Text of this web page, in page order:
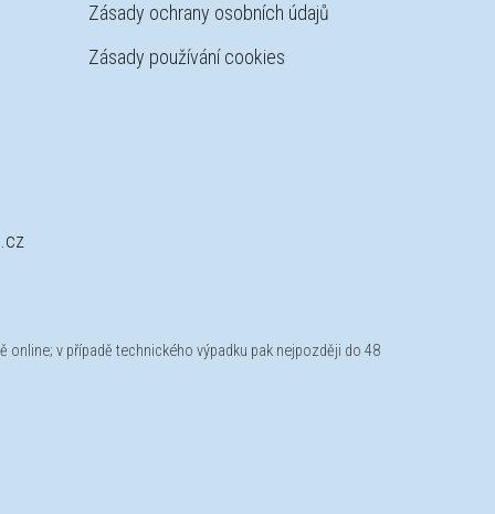
Zásady ochrany osobních údajů
Zásady používání cookies
v případě technického výpadku pak nejpozději do 48